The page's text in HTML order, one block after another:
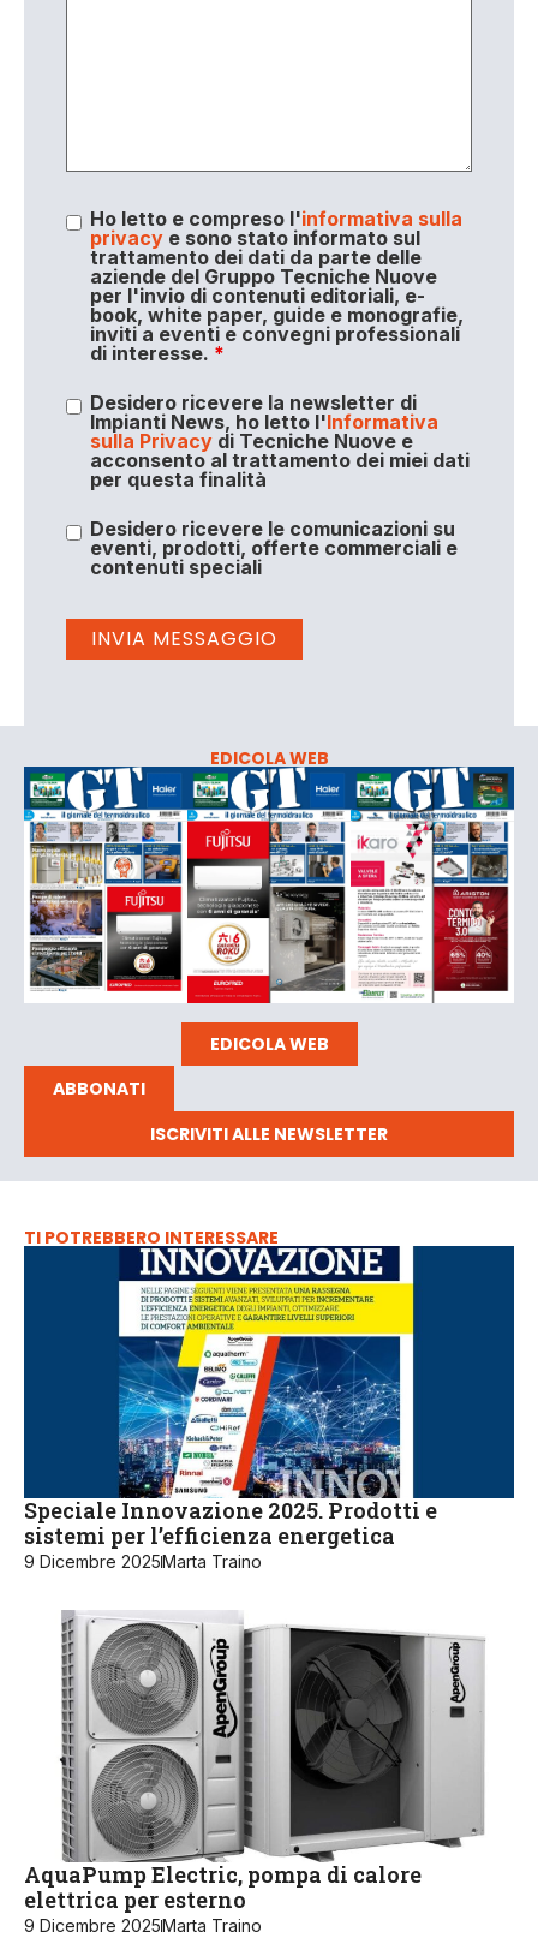
Ho letto e compreso l'informativa sulla
privacye sono stato informato sul
trattamento dei dati da parte delle
aziende del Gruppo Tecniche Nuove
per l'invio di contenuti editoriali, e-
book, white paper, guide e monografie,
inviti a eventi e convegni professionali
di interesse. *
Desidero ricevere la newsletter di
Impianti News, ho letto l'Informativa
sulla Privacydi Tecniche Nuove e
acconsento al trattamento dei miei dati
per questa finalità
Desidero ricevere le comunicazioni su
eventi, prodotti, offerte commerciali e
contenuti speciali
EDICOLA WEB
EDICOLA WEB
ABBONATI
ISCRIVITI ALLE NEWSLETTER
TI POTREBBERO INTERESSARE
Speciale Innovazione 2025. Prodotti e
sistemi per l’efficienza energetica
9 Dicembre 2025Marta Traino
AquaPump Electric, pompa di calore
elettrica per esterno
9 Dicembre 2025Marta Traino